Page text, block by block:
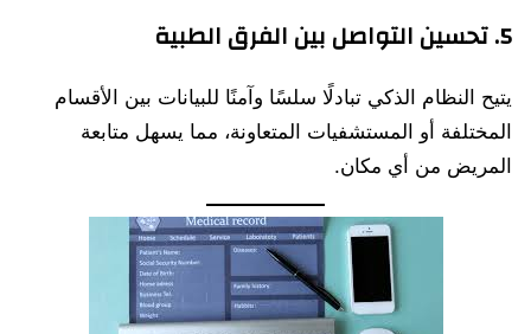
5. تحسين التواصل بين الفرق الطبية
يتيح النظام الذكي تبادلًا سلسًا وآمنًا للبيانات بين الأقسام
المختلفة أو المستشفيات المتعاونة، مما يسهل متابعة
المريض من أي مكان.